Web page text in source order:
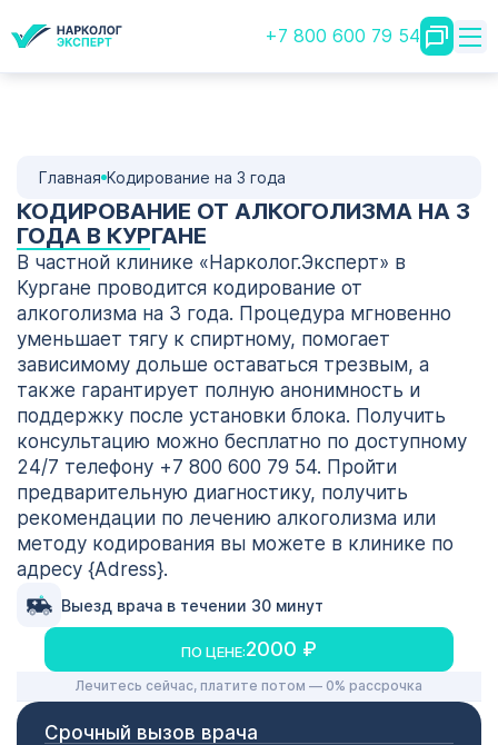
+7 800 600 79 54
Главная Кодирование на 3 года
КОДИРОВАНИЕ ОТ АЛКОГОЛИЗМА НА 3
ГОДА В КУРГАНЕ
В частной клинике «Нарколог.Эксперт» в
Кургане проводится кодирование от
алкоголизма на 3 года. Процедура мгновенно
уменьшает тягу к спиртному, помогает
зависимому дольше оставаться трезвым, а
также гарантирует полную анонимность и
поддержку после установки блока. Получить
консультацию можно бесплатно по доступному
24/7 телефону +7 800 600 79 54. Пройти
предварительную диагностику, получить
рекомендации по лечению алкоголизма или
методу кодирования вы можете в клинике по
адресу {Adress}.
ПО ЦЕНЕ:2000 ₽
Выезд врача в течении 30 минут
Лечитесь сейчас, платите потом — 0% рассрочка
Срочный вызов врача